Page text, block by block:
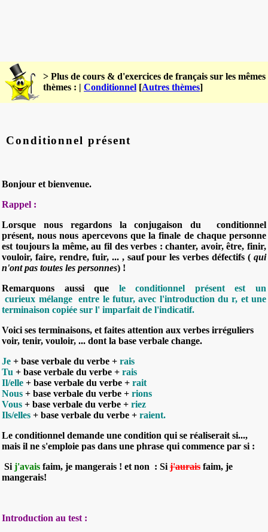
> Plus de cours & d'exercices de français sur les mêmes
thèmes : | Conditionnel [Autres thèmes]
Conditionnel présent
Bonjour et bienvenue.
Rappel :
Lorsque nous regardons la conjugaison du
conditionnel
présent, nous nous apercevons quela finale de chaque personne
est toujours la même, au fil des verbes : chanter, avoir, être, finir,
vouloir, faire, rendre, fuir, ... , sauf pour les verbes défectifs ( qui
n'ont pas toutes les personnes) !
Remarquons aussi que leconditionnel présent est un
curieux mélange entre le futur, avec l'introduction du r, et une
terminaison copiée sur l' imparfait de l'indicatif.
Voici ses terminaisons, et faites attention aux verbes irréguliers
voir, tenir, vouloir, ... dont la base verbale change.
Je + base verbale du verbe + rais
Tu + base verbale du verbe + rais
Il/elle + base verbale du verbe + rait
Nous + base verbale du verbe + rions
Vous + base verbale du verbe + riez
Ils/elles + base verbale du verbe + raient.
Le conditionnel demande une condition qui se réaliserait si...,
mais il ne s'emploie pas dans une phrase qui commence par si :
Si j'avais faim, je mangerais ! et non : Si j'aurais faim, je
mangerais!
Introduction au test :